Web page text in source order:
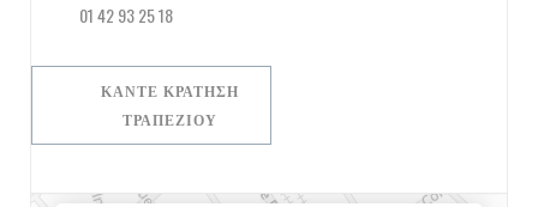
01 42 93 25 18
ΚΆΝΤΕ ΚΡΆΤΗΣΗ
ΤΡΑΠΕΖΙΟΎ